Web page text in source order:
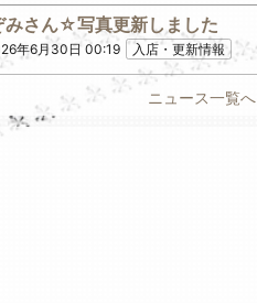
みさん☆写真更新しました
年6月30日 00:19 入店・更新情報
ニュース一覧へ